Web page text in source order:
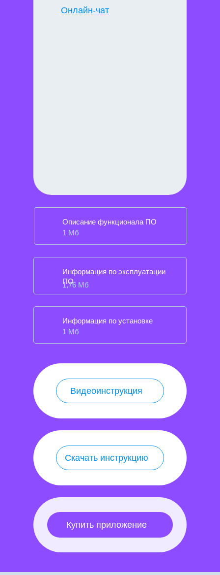
Онлайн-чат
Информация по установке
1 Мб
Информация по эксплуатации
ПО
1,76 Мб
Описание функционала ПО
1 Мб
Скачать инструкцию
Видеоинструкция
Купить приложение